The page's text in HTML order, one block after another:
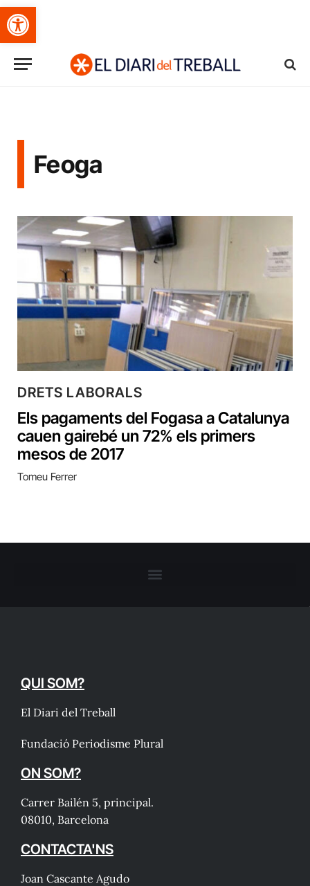
Obre la barra d'eines
Feoga
DRETS LABORALS
Els pagaments del Fogasa a Catalunya
cauen gairebé un 72% els primers
mesos de 2017
Tomeu Ferrer
QUI SOM?
El Diari del Treball
Fundació Periodisme Plural
ON SOM?
Carrer Bailén 5, principal.
08010, Barcelona
CONTACTA'NS
Joan Cascante Agudo